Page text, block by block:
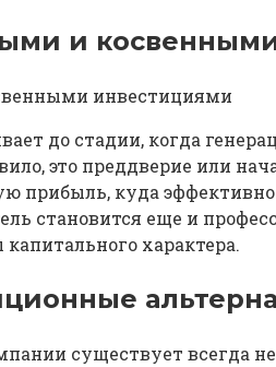
и
до стадии, когда
это преддверие или
прибыль, куда
становится еще и
характера.
существует всегда